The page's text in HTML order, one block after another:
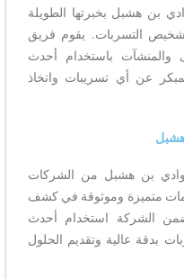
بن هشبل بخبرتها الطويلة
التسربات. يقوم فريق
والمنشآت باستخدام أحدث
عن أي تسريبات واتخاذ
بن هشبل من الشركات
متميزة وموثوقة في كشف
الشركة استخدام أحدث
بدقة عالية وتقديم الحلول